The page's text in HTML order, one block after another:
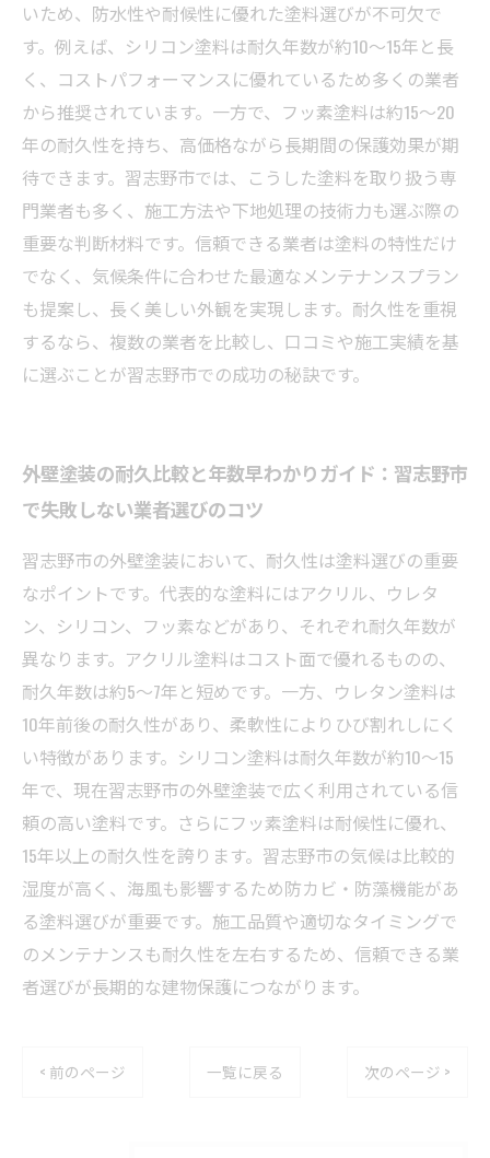
いため、防水性や耐候性に優れた塗料選びが不可欠で
す。例えば、シリコン塗料は耐久年数が約10～15年と長
く、コストパフォーマンスに優れているため多くの業者
から推奨されています。一方で、フッ素塗料は約15～20
年の耐久性を持ち、高価格ながら長期間の保護効果が期
待できます。習志野市では、こうした塗料を取り扱う専
門業者も多く、施工方法や下地処理の技術力も選ぶ際の
重要な判断材料です。信頼できる業者は塗料の特性だけ
でなく、気候条件に合わせた最適なメンテナンスプラン
も提案し、長く美しい外観を実現します。耐久性を重視
するなら、複数の業者を比較し、口コミや施工実績を基
に選ぶことが習志野市での成功の秘訣です。
外壁塗装の耐久比較と年数早わかりガイド：習志野市
で失敗しない業者選びのコツ
習志野市の外壁塗装において、耐久性は塗料選びの重要
なポイントです。代表的な塗料にはアクリル、ウレタ
ン、シリコン、フッ素などがあり、それぞれ耐久年数が
異なります。アクリル塗料はコスト面で優れるものの、
耐久年数は約5〜7年と短めです。一方、ウレタン塗料は
10年前後の耐久性があり、柔軟性によりひび割れしにく
い特徴があります。シリコン塗料は耐久年数が約10〜15
年で、現在習志野市の外壁塗装で広く利用されている信
頼の高い塗料です。さらにフッ素塗料は耐候性に優れ、
15年以上の耐久性を誇ります。習志野市の気候は比較的
湿度が高く、海風も影響するため防カビ・防藻機能があ
る塗料選びが重要です。施工品質や適切なタイミングで
のメンテナンスも耐久性を左右するため、信頼できる業
者選びが長期的な建物保護につながります。
< 前のページ 一覧に戻る 次のページ >